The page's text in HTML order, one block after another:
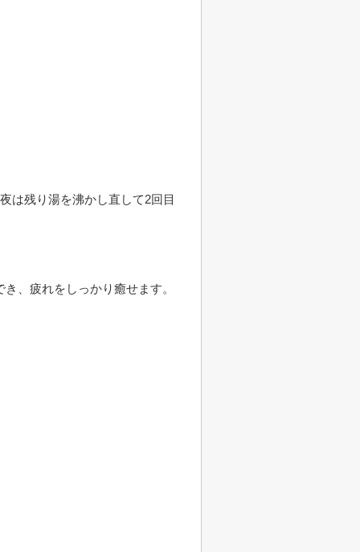
は残り湯を沸かし直して2回目
、疲れをしっかり癒せます。